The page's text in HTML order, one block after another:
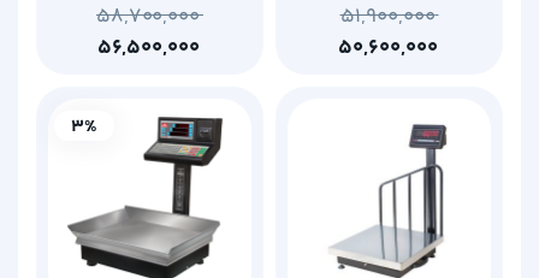
۵۱,۹۰۰,۰۰۰
۵۸,۷۰۰,۰۰۰
3%